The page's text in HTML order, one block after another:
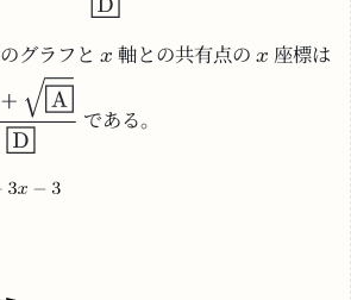
のグラフと 軸との共有点の 座標は
である。